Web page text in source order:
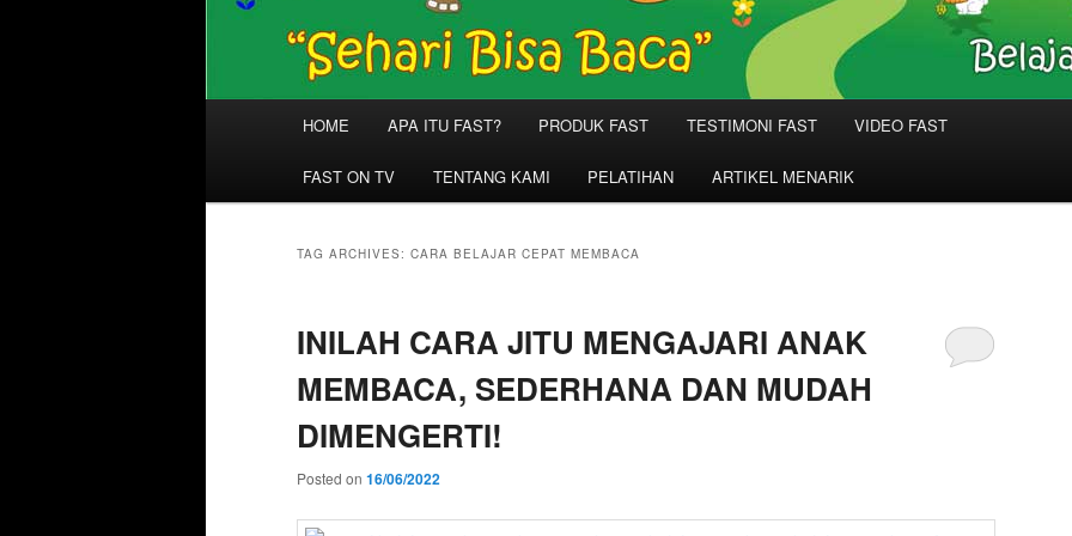
HOME APA ITU FAST? PRODUK FAST TESTIMONI FAST VIDEO FAST
FAST ON TV TENTANG KAMI PELATIHAN ARTIKEL MENARIK
TAG ARCHIVES: CARA BELAJAR CEPAT MEMBACA
INILAH CARA JITU MENGAJARI ANAK
MEMBACA, SEDERHANA DAN MUDAH
DIMENGERTI!
Posted on 16/06/2022